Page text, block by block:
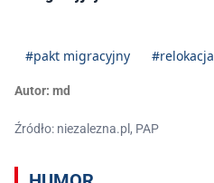
#pakt migracyjny #relokacja
Autor: md
Źródło: niezalezna.pl, PAP